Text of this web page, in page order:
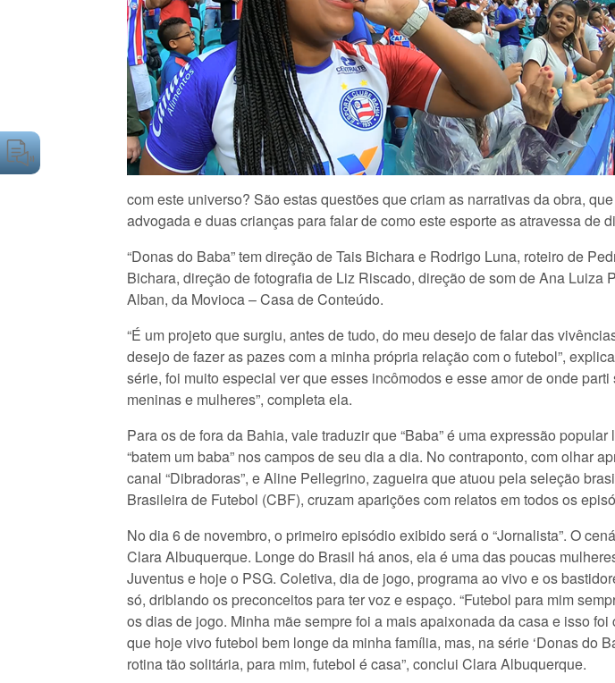
com este universo? São estas questões que criam as narrativas da obra,
advogada e duas crianças para falar de como este esporte as atravessa de
“Donas do Baba” tem direção de Tais Bichara e Rodrigo Luna, roteiro de
Bichara, direção de fotografia de Liz Riscado, direção de som de Ana
Alban, da Movioca – Casa de Conteúdo.
“É um projeto que surgiu, antes de tudo, do meu desejo de falar das
desejo de fazer as pazes com a minha própria relação com o futebol”,
série, foi muito especial ver que esses incômodos e esse amor de onde
meninas e mulheres”, completa ela.
Para os de fora da Bahia, vale traduzir que “Baba” é uma expressão
“batem um baba” nos campos de seu dia a dia. No contraponto, com olhar
canal “Dibradoras”, e Aline Pellegrino, zagueira que atuou pela seleção
Brasileira de Futebol (CBF), cruzam aparições com relatos em todos os
No dia 6 de novembro, o primeiro episódio exibido será o “Jornalista”. O
Clara Albuquerque. Longe do Brasil há anos, ela é uma das poucas
Juventus e hoje o PSG. Coletiva, dia de jogo, programa ao vivo e os
só, driblando os preconceitos para ter voz e espaço. “Futebol para mim
os dias de jogo. Minha mãe sempre foi a mais apaixonada da casa e isso
que hoje vivo futebol bem longe da minha família, mas, na série ‘Donas do
rotina tão solitária, para mim, futebol é casa”, conclui Clara Albuquerque.